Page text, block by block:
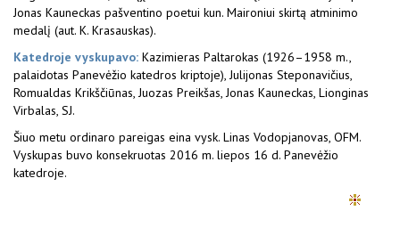
Jonas Kauneckas pašventino poetui kun. Maironiui skirtą atminimo
medalį (aut. K. Krasauskas).
Katedroje vyskupavo: Kazimieras Paltarokas (1926–1958 m.,
palaidotas Panevėžio katedros kriptoje), Julijonas Steponavičius,
Romualdas Krikščiūnas, Juozas Preikšas, Jonas Kauneckas, Lionginas
Virbalas, SJ.
Šiuo metu ordinaro pareigas eina vysk. Linas Vodopjanovas, OFM.
Vyskupas buvo konsekruotas 2016 m. liepos 16 d. Panevėžio
katedroje.